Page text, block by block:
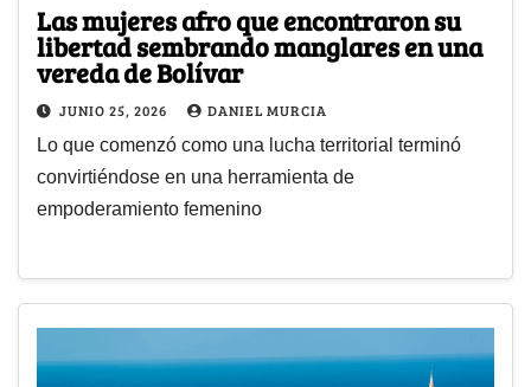
Las mujeres afro que encontraron su
libertad sembrando manglares en una
vereda de Bolívar
JUNIO 25, 2026 DANIEL MURCIA
Lo que comenzó como una lucha territorial terminó
convirtiéndose en una herramienta de
empoderamiento femenino